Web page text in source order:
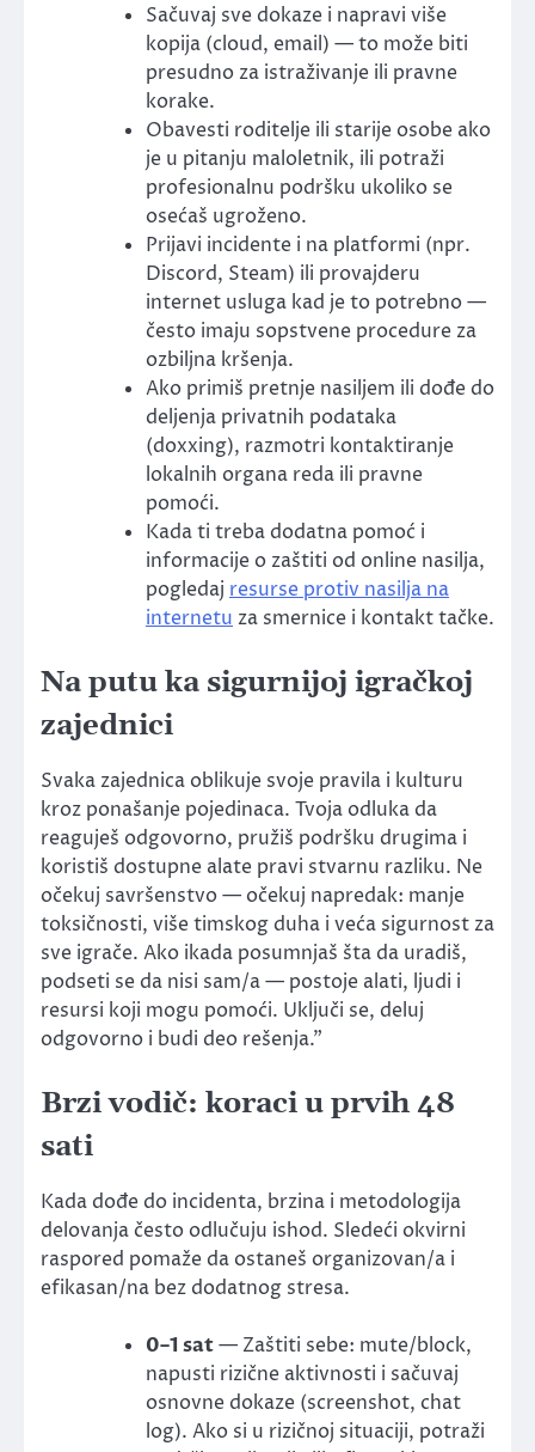
Sačuvaj sve dokaze i napravi više
kopija (cloud, email) — to može biti
presudno za istraživanje ili pravne
korake.
Obavesti roditelje ili starije osobe ako
je u pitanju maloletnik, ili potraži
profesionalnu podršku ukoliko se
osećaš ugroženo.
Prijavi incidente i na platformi (npr.
Discord, Steam) ili provajderu
internet usluga kad je to potrebno —
često imaju sopstvene procedure za
ozbiljna kršenja.
Ako primiš pretnje nasiljem ili dođe do
deljenja privatnih podataka
(doxxing), razmotri kontaktiranje
lokalnih organa reda ili pravne
pomoći.
Kada ti treba dodatna pomoć i
informacije o zaštiti od online nasilja,
pogledaj resurse protiv nasilja na
internetu za smernice i kontakt tačke.
Na putu ka sigurnijoj igračkoj
zajednici
Svaka zajednica oblikuje svoje pravila i kulturu
kroz ponašanje pojedinaca. Tvoja odluka da
reaguješ odgovorno, pružiš podršku drugima i
koristiš dostupne alate pravi stvarnu razliku. Ne
očekuj savršenstvo — očekuj napredak: manje
toksičnosti, više timskog duha i veća sigurnost za
sve igrače. Ako ikada posumnjaš šta da uradiš,
podseti se da nisi sam/a — postoje alati, ljudi i
resursi koji mogu pomoći. Uključi se, deluj
odgovorno i budi deo rešenja.”
Brzi vodič: koraci u prvih 48
sati
Kada dođe do incidenta, brzina i metodologija
delovanja često odlučuju ishod. Sledeći okvirni
raspored pomaže da ostaneš organizovan/a i
efikasan/na bez dodatnog stresa.
0–1 sat— Zaštiti sebe: mute/block,
napusti rizične aktivnosti i sačuvaj
osnovne dokaze (screenshot, chat
log). Ako si u rizičnoj situaciji, potraži